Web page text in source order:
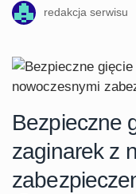
redakcja serwisu
Bezpieczne
zaginarek z